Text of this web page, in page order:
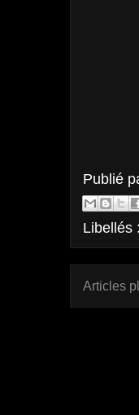
Publié
Libellés :
Articles